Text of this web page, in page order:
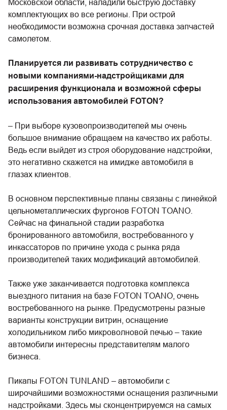
Московской области, наладили быструю доставку
комплектующих во все регионы. При острой
необходимости возможна срочная доставка запчастей
самолетом.
Планируется ли развивать сотрудничество с
новыми компаниями-надстройщиками для
расширения функционала и возможной сферы
использования автомобилей FOTON?
– При выборе кузовопроизводителей мы очень
большое внимание обращаем на качество их работы.
Ведь если выйдет из строя оборудование надстройки,
это негативно скажется на имидже автомобиля в
глазах клиентов.
В основном перспективные планы связаны с линейкой
цельнометаллических фургонов FOTON TOANO.
Сейчас на финальной стадии разработка
бронированного автомобиля, востребованного у
инкассаторов по причине ухода с рынка ряда
производителей таких модификаций автомобилей.
Также уже заканчивается подготовка комплекса
выездного питания на базе FOTON TOANO, очень
востребованного на рынке. Предусмотрены разные
варианты конструкции витрин, оснащение
холодильником либо микроволновой печью – такие
автомобили интересны представителям малого
бизнеса.
Пикапы FOTON TUNLAND – автомобили с
широчайшими возможностями оснащения различными
надстройками. Здесь мы сконцентрируемся на самых